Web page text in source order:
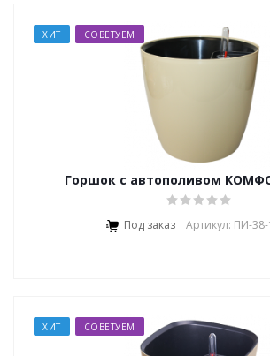
ХИТ СОВЕТУЕМ
Горшок с автополивом
Под заказ Артикул: ПИ-
ХИТ СОВЕТУЕМ